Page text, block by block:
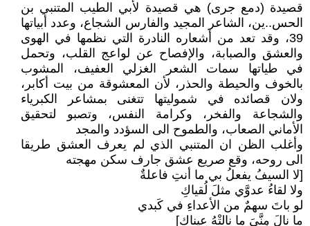
قصيدة (دمع جرى) هي قصيدة لأبي الطيب المتنبي بن
الحس..ين، الشاعر المجيد والفارس الشجاع، وعدد أبياتها
39، وقد تعد من أشعاره النادرة التي نظمها في الهوى
والعشق والصبابة، والإفصاح عن لواعج القلب، وتحمل
في طياتها سمات الشعر الغزلي العفيف، المشوب
بالخوف والحيطة والحذر، لأن المعشوقة من بيت أكابر،
ولان قصائده في شموليتها تتغنى بمشاعر الكبرياء
والشجاعة والفخر، وكرامة النفس، وتصبو لتحقيق
الأماني الصعاب، والطموح الى السؤدد والمجد
وأغلب الظن ان المتنبي الذي لم يعرف العشق طريقا
الى روحه، وقع صريع عشق جارف سكن مهجته
[لا السيفُ يفعلُ بي ما أنتِ فاعلةٌ
ولا لقاءُ عدوَّي مثلَ لُقياكِ
لو باتَ سهمٌ من الأعداءِ في كَبدي
ما نالَ مِنَّيَ ما نالتْهُ عيناكِ]